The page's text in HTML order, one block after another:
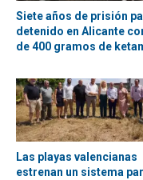
Siete años de prisión
detenido en Alicante
de 400 gramos de
Las playas valencianas
estrenan un sistema